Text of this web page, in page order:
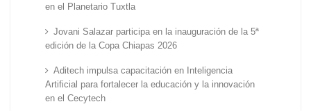
en el Planetario Tuxtla
Jovani Salazar participa en la inauguración de la 5ª
edición de la Copa Chiapas 2026
Aditech impulsa capacitación en Inteligencia
Artificial para fortalecer la educación y la innovación
en el Cecytech